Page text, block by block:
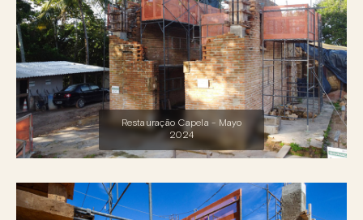
Restauração Capela - Mayo
2024